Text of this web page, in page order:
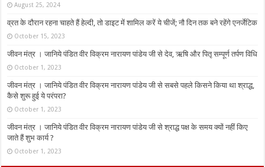
August 25, 2024
व्रत के दौरान रहना चाहते हैं हेल्दी, तो डाइट में शामिल करें ये चीजें; नौ दिन तक बने रहेंगे एनर्जेटिक
October 15, 2023
जीवन मंत्र । जानिये पंडित वीर विक्रम नारायण पांडेय जी से देव, ऋषि और पितृ सम्पूर्ण तर्पण विधि
October 1, 2023
जीवन मंत्र । जानिये पंडित वीर विक्रम नारायण पांडेय जी से सबसे पहले किसने किया था श्राद्ध,
कैसे शुरू हुई ये परंपरा?
October 1, 2023
जीवन मंत्र । जानिये पंडित वीर विक्रम नारायण पांडेय जी से श्राद्ध पक्ष के समय क्यों नहीं किए
जाते हैं शुभ कार्य ?
October 1, 2023